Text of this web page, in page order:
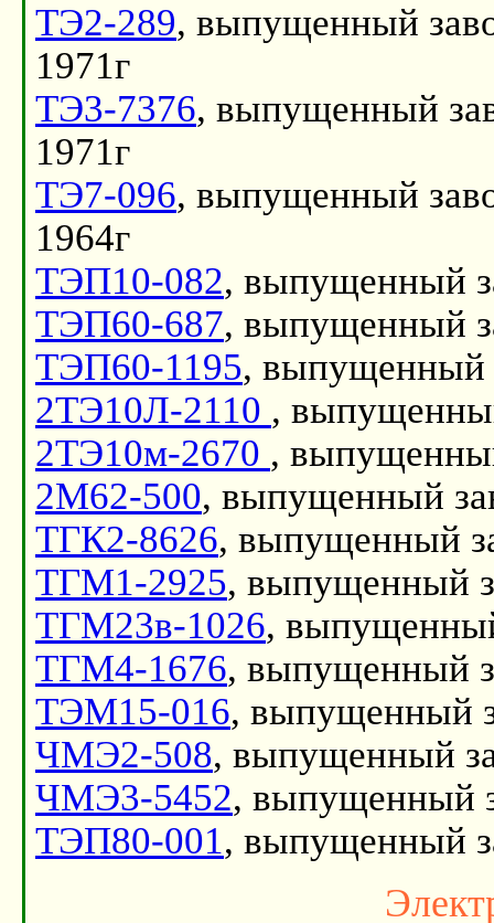
ТЭ2-289, выпущенный
1971г
ТЭ3-7376, выпущенный
1971г
ТЭ7-096, выпущенный
1964г
ТЭП10-082, выпущенный
ТЭП60-687, выпущенный
ТЭП60-1195, выпущенный
2ТЭ10Л-2110 ,
2ТЭ10м-2670 ,
2М62-500, выпущенный
ТГК2-8626, выпущенный
ТГМ1-2925, выпущенный
ТГМ23в-1026,
ТГМ4-1676, выпущенный
ТЭМ15-016, выпущенный
ЧМЭ2-508, выпущенный
ЧМЭ3-5452, выпущенный
ТЭП80-001, выпущенный